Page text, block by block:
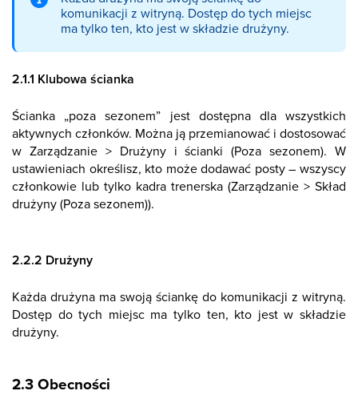
komunikacji z witryną. Dostęp do tych miejsc
ma tylko ten, kto jest w składzie drużyny.
2.1.1 Klubowa ścianka
Ścianka „poza sezonem” jest dostępna dla wszystkich
aktywnych członków. Można ją przemianować i dostosować
w Zarządzanie > Drużyny i ścianki (Poza sezonem). W
ustawieniach określisz, kto może dodawać posty – wszyscy
członkowie lub tylko kadra trenerska (Zarządzanie > Skład
drużyny (Poza sezonem)).
2.2.2 Drużyny
Każda drużyna ma swoją ściankę do komunikacji z witryną.
Dostęp do tych miejsc ma tylko ten, kto jest w składzie
drużyny.
2.3 Obecności